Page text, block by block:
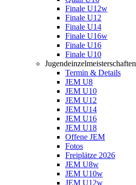
Finale U12w
Finale U12
Finale U14
Finale U16w
Finale U16
Finale U10
Jugendeinzelmeisterschaften
Termin & Details
JEM U8
JEM U10
JEM U12
JEM U14
JEM U16
JEM U18
Offene JEM
Fotos
Freiplätze 2026
JEM U8w
JEM U10w
JEM U12w